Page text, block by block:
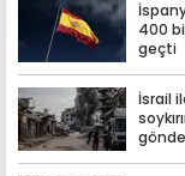
400
geçti
İsrail